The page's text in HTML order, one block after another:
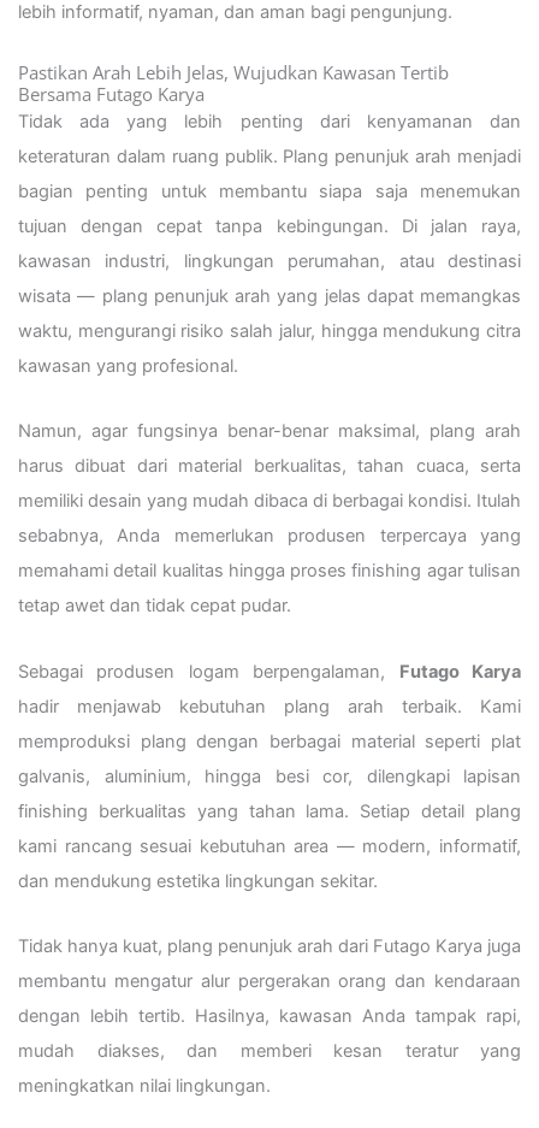
lebih informatif, nyaman, dan aman bagi pengunjung.
Pastikan Arah Lebih Jelas, Wujudkan Kawasan Tertib
Bersama Futago Karya
Tidak ada yang lebih penting dari kenyamanan dan
keteraturan dalam ruang publik. Plang penunjuk arah menjadi
bagian penting untuk membantu siapa saja menemukan
tujuan dengan cepat tanpa kebingungan. Di jalan raya,
kawasan industri, lingkungan perumahan, atau destinasi
wisata — plang penunjuk arah yang jelas dapat memangkas
waktu, mengurangi risiko salah jalur, hingga mendukung citra
kawasan yang profesional.
Namun, agar fungsinya benar-benar maksimal, plang arah
harus dibuat dari material berkualitas, tahan cuaca, serta
memiliki desain yang mudah dibaca di berbagai kondisi. Itulah
sebabnya, Anda memerlukan produsen terpercaya yang
memahami detail kualitas hingga proses finishing agar tulisan
tetap awet dan tidak cepat pudar.
Sebagai produsen logam berpengalaman, Futago Karya
hadir menjawab kebutuhan plang arah terbaik. Kami
memproduksi plang dengan berbagai material seperti plat
galvanis, aluminium, hingga besi cor, dilengkapi lapisan
finishing berkualitas yang tahan lama. Setiap detail plang
kami rancang sesuai kebutuhan area — modern, informatif,
dan mendukung estetika lingkungan sekitar.
Tidak hanya kuat, plang penunjuk arah dari Futago Karya juga
membantu mengatur alur pergerakan orang dan kendaraan
dengan lebih tertib. Hasilnya, kawasan Anda tampak rapi,
mudah diakses, dan memberi kesan teratur yang
meningkatkan nilai lingkungan.